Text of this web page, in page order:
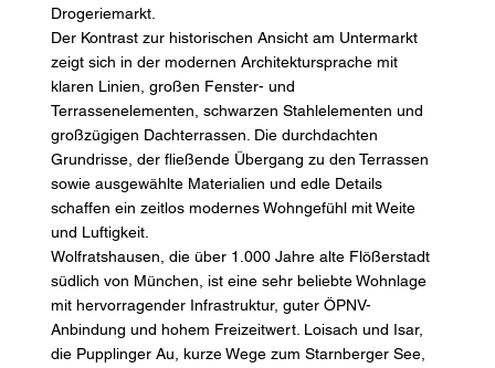
Drogeriemarkt.
Der Kontrast zur historischen Ansicht am Untermarkt
zeigt sich in der modernen Architektursprache mit
klaren Linien, großen Fenster- und
Terrassenelementen, schwarzen Stahlelementen und
großzügigen Dachterrassen. Die durchdachten
Grundrisse, der fließende Übergang zu den Terrassen
sowie ausgewählte Materialien und edle Details
schaffen ein zeitlos modernes Wohngefühl mit Weite
und Luftigkeit.
Wolfratshausen, die über 1.000 Jahre alte Flößerstadt
südlich von München, ist eine sehr beliebte Wohnlage
mit hervorragender Infrastruktur, guter ÖPNV-
Anbindung und hohem Freizeitwert. Loisach und Isar,
die Pupplinger Au, kurze Wege zum Starnberger See,